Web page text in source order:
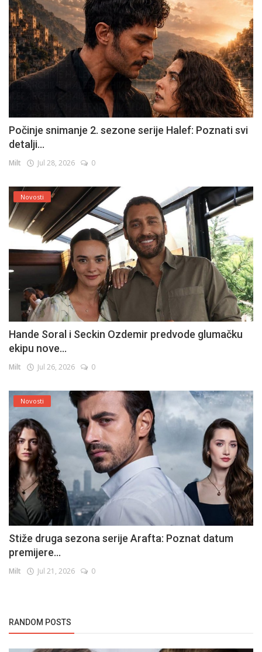
Počinje snimanje 2. sezone serije Halef: Poznati svi
detalji...
Milt Jul 28, 2026 0
Novosti
Hande Soral i Seckin Ozdemir predvode glumačku
ekipu nove...
Milt Jul 26, 2026 0
Novosti
Stiže druga sezona serije Arafta: Poznat datum
premijere...
Milt Jul 21, 2026 0
RANDOM POSTS